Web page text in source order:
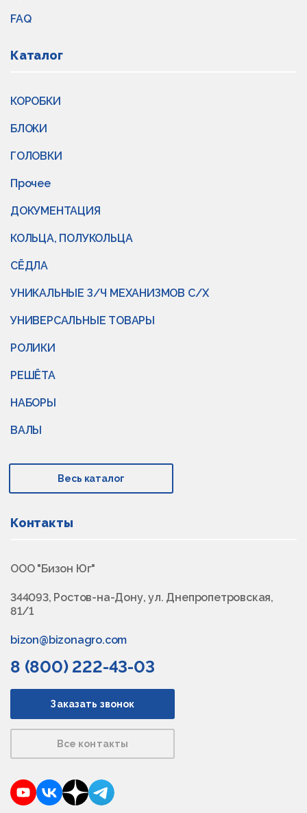
FAQ
Каталог
КОРОБКИ
БЛОКИ
ГОЛОВКИ
Прочее
ДОКУМЕНТАЦИЯ
КОЛЬЦА, ПОЛУКОЛЬЦА
СЁДЛА
УНИКАЛЬНЫЕ З/Ч МЕХАНИЗМОВ С/Х
УНИВЕРСАЛЬНЫЕ ТОВАРЫ
РОЛИКИ
РЕШЁТА
НАБОРЫ
ВАЛЫ
Весь каталог
Контакты
ООО "Бизон Юг"
344093, Ростов-на-Дону, ул. Днепропетровская,
81/1
bizon@bizonagro.com
8 (800) 222-43-03
Заказать звонок
Все контакты
YouTubeVKontakte
DzenTelegram